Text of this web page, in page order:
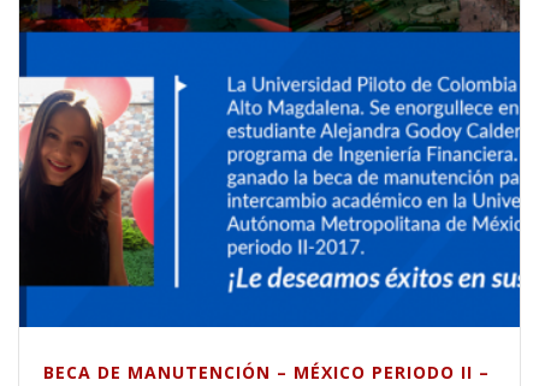
BECA DE MANUTENCIÓN – MÉXICO PERIODO II –